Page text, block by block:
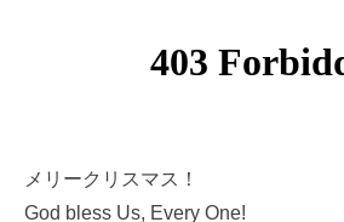
メリークリスマス！
God bless Us, Every One!